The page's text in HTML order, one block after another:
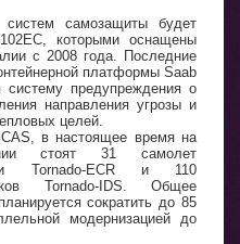
систем самозащиты будет
которыми оснащены
с 2008 года. Последние
платформы Saab
предупреждения о
направления угрозы и
целей.
в настоящее время на
стоят 31 самолет
Tornado-ECR и 110
Tornado-IDS. Общее
сократить до 85
модернизацией до